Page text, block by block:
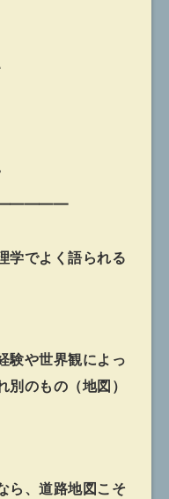
学でよく語られる
験や世界観によっ
のもの（地図）
ら、道路地図こそ